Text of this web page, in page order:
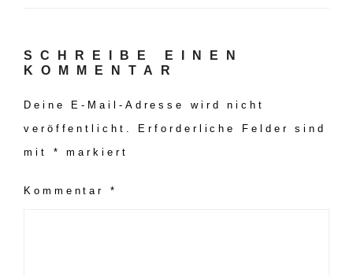
SCHREIBE EINEN
KOMMENTAR
Deine E-Mail-Adresse wird nicht
veröffentlicht.
Erforderliche Felder sind
mit * markiert
Kommentar*